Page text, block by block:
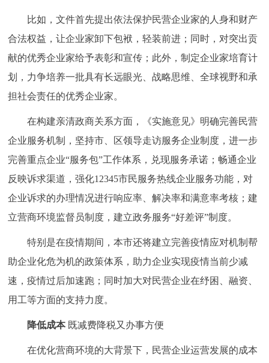
比如，文件首先提出依法保护民营企业家的人身和财产
合法权益，让企业家卸下包袱，轻装前进；同时，对突出贡
献的优秀企业家给予表彰和宣传；此外，制定企业家培育计
划，力争培养一批具有长远眼光、战略思维、全球视野和承
担社会责任的优秀企业家。
在构建亲清政商关系方面，《实施意见》明确完善民营
企业服务机制，坚持市、区领导走访服务企业制度，进一步
完善重点企业“服务包”工作体系，兑现服务承诺；畅通企业
反映诉求渠道，强化12345市民服务热线企业服务功能，对
企业诉求的办理情况进行响应率、解决率和满意率考核；建
立营商环境监督员制度，建立政务服务“好差评”制度。
特别是在疫情期间，本市还将建立完善疫情应对机制帮
助企业化危为机的政策体系，助力企业实现疫情当前少减
速，疫情过后加速跑；同时加大对民营企业在纾困、融资、
用工等方面的支持力度。
降低成本既减费降税又办事方便
在优化营商环境的大背景下，民营企业运营发展的成本